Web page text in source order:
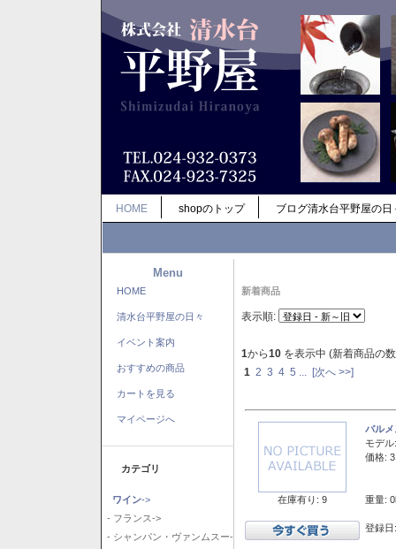
HOME shopのトップ ブログ清水台平野屋の日
Menu
HOME
清水台平野屋の日々
イベント案内
おすすめの商品
カートを見る
マイページへ
カテゴリ
ワイン->
- フランス->
- シャンパン・ヴァンムスー-
新着商品
表示順:
1から10 を表示中 (新着商品の
1 2 3 4 5 [次へ >>]
在庫有り: 9
バル
モデル:
価格:
重量:
登録